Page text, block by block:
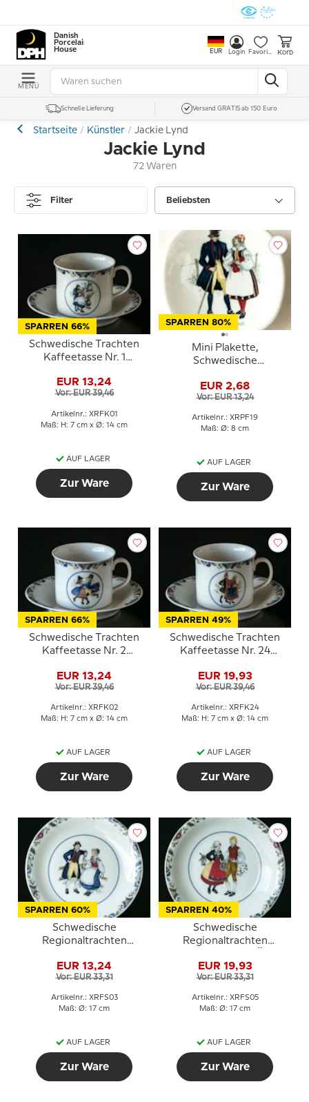
Danish
Porcelain
House
EUR Login Favoriten Korb
MENÜ
Schnelle Lieferung Versand GRATIS ab 150 Euro
Startseite Künstler Jackie Lynd
Jackie Lynd
72 Waren
Filter Beliebsten
SPARREN 66%
Schwedische Trachten
Kaffeetasse Nr. 1
EUR 13,24
Vor: EUR 39,46
Artikelnr.: XRFK01
Maß: H: 7 cm x Ø: 14 cm
AUF LAGER
Zur Ware
SPARREN 80%
Mini Plakette,
Schwedische
Västmanland
EUR 2,68
Vor: EUR 13,24
Artikelnr.: XRPF19
Maß: Ø: 8 cm
AUF LAGER
Zur Ware
SPARREN 66%
Schwedische Trachten
Kaffeetasse Nr. 2
EUR 13,24
Vor: EUR 39,46
Artikelnr.: XRFK02
Maß: H: 7 cm x Ø: 14 cm
AUF LAGER
Zur Ware
SPARREN 49%
Schwedische Trachten
Kaffeetasse Nr. 24
EUR 19,93
Vor: EUR 39,46
Artikelnr.: XRFK24
Maß: H: 7 cm x Ø: 14 cm
AUF LAGER
Zur Ware
SPARREN 60%
Schwedische
Regionaltrachten
Dalsland
EUR 13,24
Vor: EUR 33,31
Artikelnr.: XRFS03
Maß: Ø: 17 cm
AUF LAGER
Zur Ware
SPARREN 40%
Schwedische
Regionaltrachten
EUR 19,93
Vor: EUR 33,31
Artikelnr.: XRFS05
Maß: Ø: 17 cm
AUF LAGER
Zur Ware